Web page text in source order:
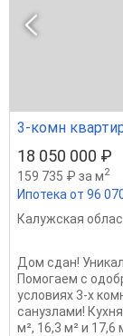
3-комн
18 050 000 ₽
159 735 ₽ за м2
Ипотека от 96
Калужская
Дом сдан!
Помогаем с
условиях 3-х
санузлами!
м², 16,3 м² и 17,6